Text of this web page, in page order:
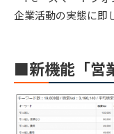
企業活動の実態に即
■新機能「営